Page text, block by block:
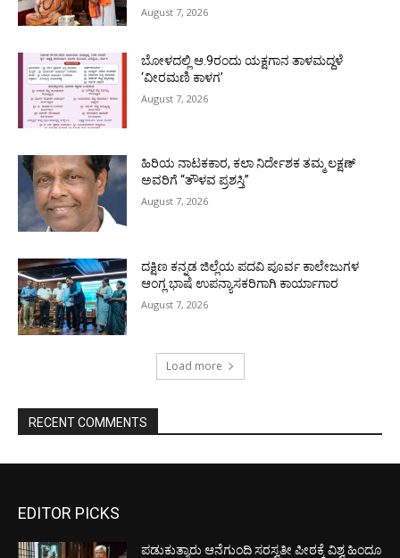
August 7, 2026
ಬೋಳದಲ್ಲಿ ಆ.9ರಂದು ಯಕ್ಷಗಾನ ತಾಳಮದ್ದಳೆ
‘ವೀರಮಣಿ ಕಾಳಗ’
August 7, 2026
ಹಿರಿಯ ನಾಟಕಕಾರ, ಕಲಾ ನಿರ್ದೇಶಕ ತಮ್ಮ ಲಕ್ಷಣ್
ಅವರಿಗೆ “ತೌಳವ ಪ್ರಶಸ್ತಿ”
August 7, 2026
ದಕ್ಷಿಣ ಕನ್ನಡ ಜಿಲ್ಲೆಯ ಪದವಿ ಪೂರ್ವ ಕಾಲೇಜುಗಳ
ಆಂಗ್ಲ ಭಾಷೆ ಉಪನ್ಯಾಸಕರಿಗಾಗಿ ಕಾರ್ಯಾಗಾರ
August 7, 2026
Load more
RECENT COMMENTS
EDITOR PICKS
ಪಡುಕುತ್ಯಾರು ಆನೆಗುಂದಿ ಸರಸ್ವತೀ ಪೀಠಕ್ಕೆ ವಿಶ್ವ ಹಿಂದೂ